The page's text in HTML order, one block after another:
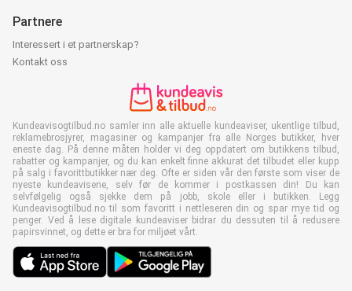
Partnere
Interessert i et partnerskap?
Kontakt oss
Kundeavisogtilbud.no samler inn alle aktuelle kundeaviser, ukentlige tilbud,
reklamebrosjyrer, magasiner og kampanjer fra alle Norges butikker, hver
eneste dag. På denne måten holder vi deg oppdatert om butikkens tilbud,
rabatter og kampanjer, og du kan enkelt finne akkurat det tilbudet eller kupp
på salg i favorittbutikker nær deg. Ofte er siden vår den første som viser de
nyeste kundeavisene, selv før de kommer i postkassen din! Du kan
selvfølgelig også sjekke dem på jobb, skole eller i butikken. Legg
Kundeavisogtilbud.no til som favoritt i nettleseren din og spar mye tid og
penger. Ved å lese digitale kundeaviser bidrar du dessuten til å redusere
papirsvinnet, og dette er bra for miljøet vårt.